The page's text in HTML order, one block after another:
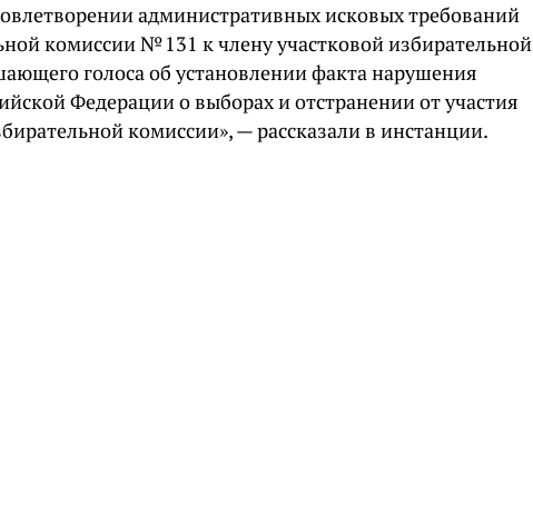
административных исковых требований
комиссии № 131 к члену участковой избирательной
голоса об установлении факта нарушения
Федерации о выборах и отстранении от участия
комиссии», — рассказали в инстанции.